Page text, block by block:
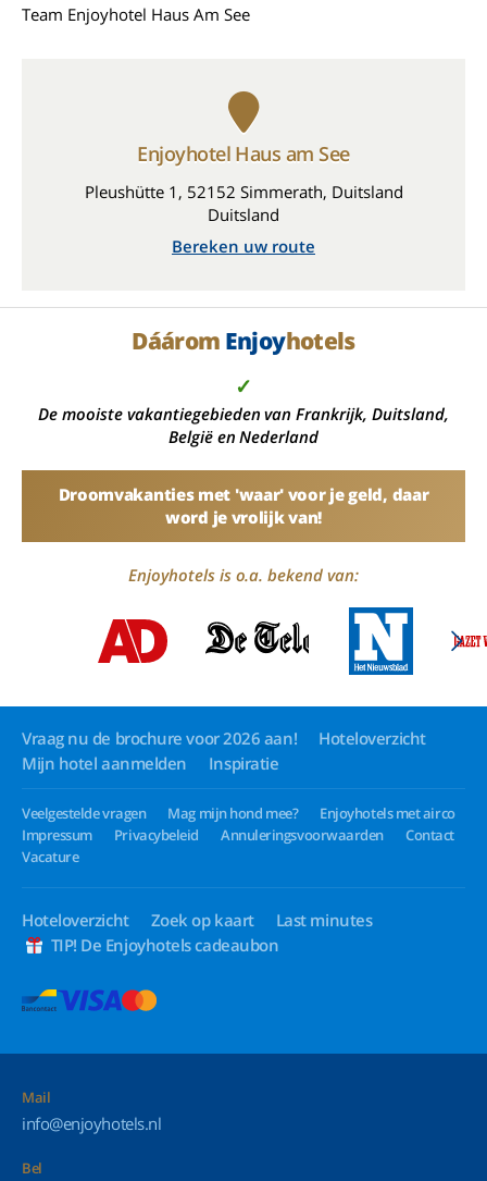
Team Enjoyhotel Haus Am See
Enjoyhotel Haus am See
Pleushütte 1, 52152 Simmerath, Duitsland
Duitsland
Bereken uw route
Dáárom Enjoyhotels
✓
De mooiste vakantiegebieden van Frankrijk, Duitsland,
België en Nederland
Droomvakanties met 'waar' voor je geld, daar
word je vrolijk van!
Enjoyhotels is o.a. bekend van:
Vraag nu de brochure voor 2026 aan!
Hoteloverzicht
Mijn hotel aanmelden
Inspiratie
Veelgestelde vragen Mag mijn hond mee?
Enjoyhotels met airco
Impressum
Privacybeleid Annuleringsvoorwaarden
Contact
Vacature
Hoteloverzicht Zoek op kaart
Last minutes
TIP! De Enjoyhotels cadeaubon
Mail
info@enjoyhotels.nl
Bel